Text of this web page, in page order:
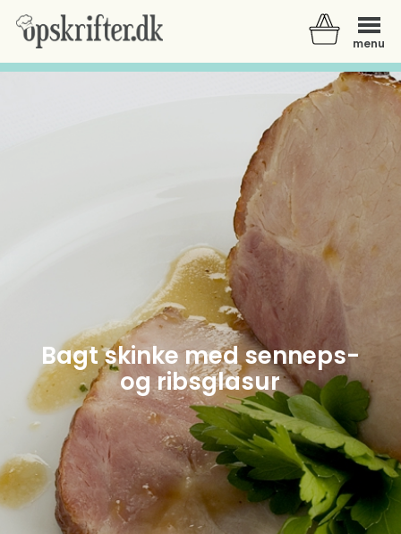
menu
Bagt skinke med senneps-
og ribsglasur